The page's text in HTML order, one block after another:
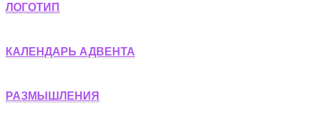
ЛОГОТИП
КАЛЕНДАРЬ АДВЕНТА
РАЗМЫШЛЕНИЯ